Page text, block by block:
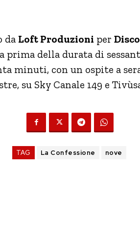
da Loft Produzioni per
prima della durata di
minuti, con un ospite a
su Sky Canale 149 e
TAG La Confessione nove